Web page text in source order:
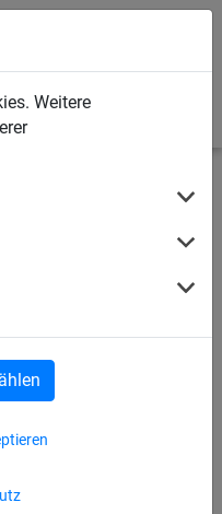
Weitere
Fangnetze für Squash-
Indiaca